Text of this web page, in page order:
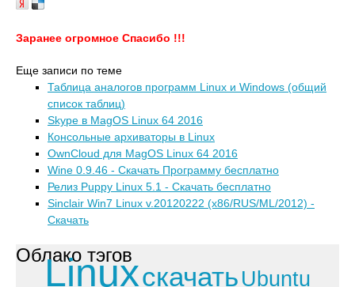
Заранее огромное Спасибо !!!
Еще записи по теме
Таблица аналогов программ Linux и Windows (общий
список таблиц)
Skype в MagOS Linux 64 2016
Консольные архиваторы в Linux
OwnCloud для MagOS Linux 64 2016
Wine 0.9.46 - Скачать Программу бесплатно
Релиз Puppy Linux 5.1 - Скачать бесплатно
Sinclair Win7 Linux v.20120222 (x86/RUS/ML/2012) -
Скачать
Облако тэгов
Linuxскачать Ubuntu